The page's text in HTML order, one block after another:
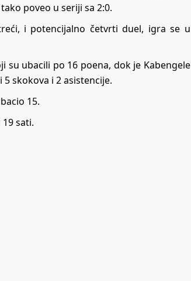
poveo u seriji sa 2:0.
i potencijalno četvrti duel, igra se u
su ubacili po 16 poena, dok je Kabengele
skokova i 2 asistencije.
15.
sati.